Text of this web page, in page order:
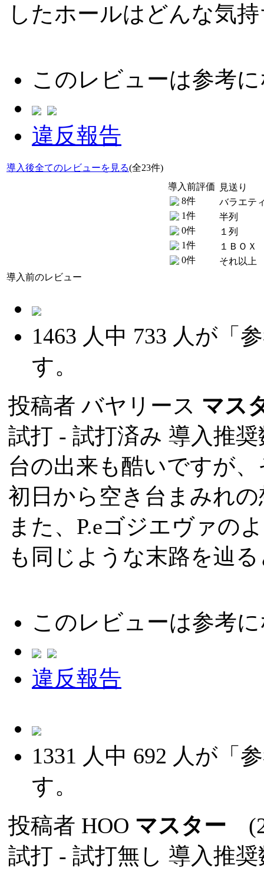
したホールはどんな気
このレビューは参考
違反報告
導入後全てのレビューを見る(全23件)
導入前評価
8件
1件
0件
1件
0件
見送り
バラエテ
半列
１列
１ＢＯＸ
それ以上
導入前のレビュー
1463 人中 733 人が「
す。
投稿者 バヤリース マス
試打 - 試打済み 導入推
台の出来も酷いですが
初日から空き台まみれ
また、P.eゴジエヴァの
も同じような末路を辿
このレビューは参考
違反報告
1331 人中 692 人が「
す。
投稿者 HOO マスター
試打 - 試打無し 導入推